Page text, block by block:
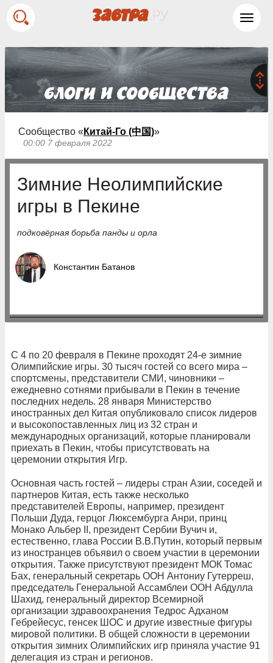
Сообщество « Китай-Го (中国)»
00:00 7 февраля 2022
Зимние Неолимпийские
игры в Пекине
подковёрная борьба панды и орла
Константин Батанов
С 4 по 20 февраля в Пекине проходят 24-е зимние
Олимпийские игры. 30 тысяч гостей со всего мира –
спортсмены, представители СМИ, чиновники –
ежедневно сотнями прибывали в Пекин в течение
последних недель. 28 января Министерство
иностранных дел Китая опубликовало список лидеров
и высокопоставленных лиц из 32 стран и
международных организаций, которые планировали
приехать в Пекин, чтобы присутствовать на
церемонии открытия Игр.
Основная часть гостей – лидеры стран Азии, соседей и
партнеров Китая, есть также несколько
представителей Европы, например, президент
Польши Дуда, герцог Люксембурга Анри, принц
Монако Альбер II, президент Сербии Вучич и,
естественно, глава России В.В.Путин, который первым
из иностранцев объявил о своем участии в церемонии
открытия. Также присутствуют президент МОК Томас
Бах, генеральный секретарь ООН Антониу Гутерреш,
председатель Генеральной Ассамблеи ООН Абдулла
Шахид, генеральный директор Всемирной
организации здравоохранения Тедрос Адханом
Гебрейесус, генсек ШОС и другие известные фигуры
мировой политики. В общей сложности в церемонии
открытия зимних Олимпийских игр приняла участие 91
делегация из стран и регионов.